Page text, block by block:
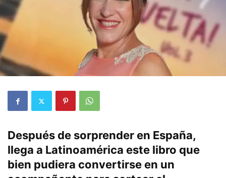
Después de sorprender en España,
llega a Latinoamérica este libro que
bien pudiera convertirse en un